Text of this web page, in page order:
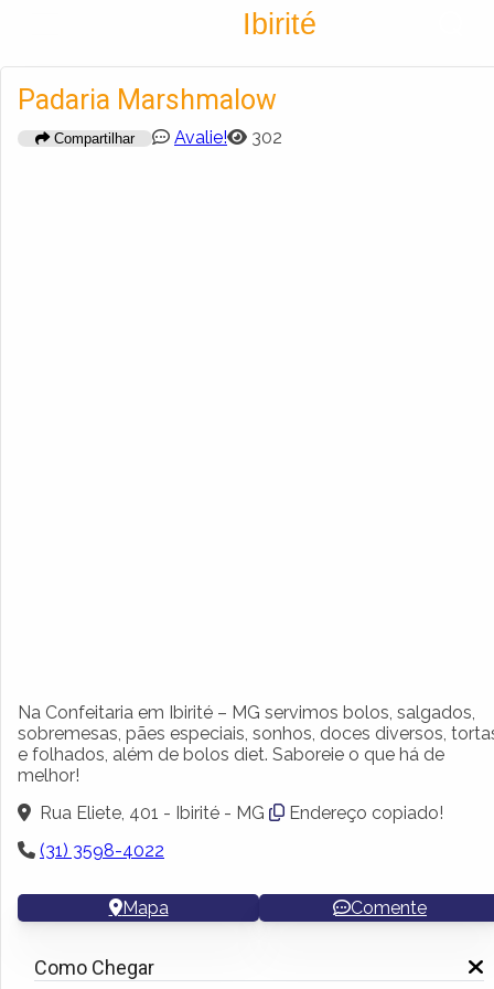
Ibirité
Criar conta
Padaria Marshmalow
Compartilhar Avalie! 302
Na Confeitaria em Ibirité – MG servimos bolos, salgados,
sobremesas, pães especiais, sonhos, doces diversos,
e folhados, além de bolos diet. Saboreie o que há de
melhor!
Rua Eliete, 401 - Ibirité - MG
Endereço copiado!
(31) 3598-4022
Mapa Comente
Como Chegar